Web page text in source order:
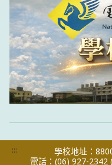
:::
學校地址：
電話：(06) 927-2342